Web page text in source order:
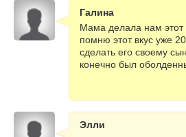
Галина
Мама делала нам этот
помню этот вкус уже
сделать его своему
конечно был
Элли